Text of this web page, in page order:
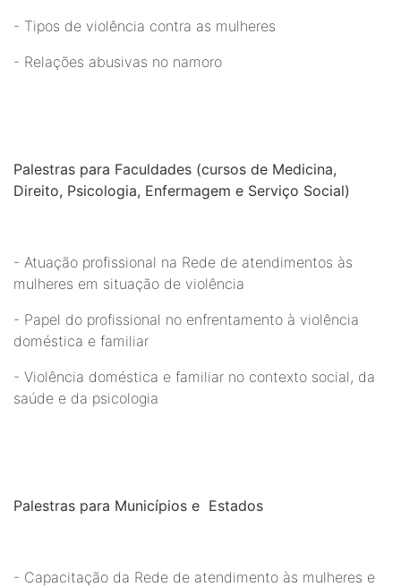
- Tipos de violência contra as mulheres
- Relações abusivas no namoro
Palestras para Faculdades (cursos de Medicina,
Direito, Psicologia, Enfermagem e Serviço Social)
- Atuação profissional na Rede de atendimentos às
mulheres em situação de violência
- Papel do profissional no enfrentamento à violência
doméstica e familiar
- Violência doméstica e familiar no contexto social, da
saúde e da psicologia
Palestras para Municípios e Estados
- Capacitação da Rede de atendimento às mulheres e